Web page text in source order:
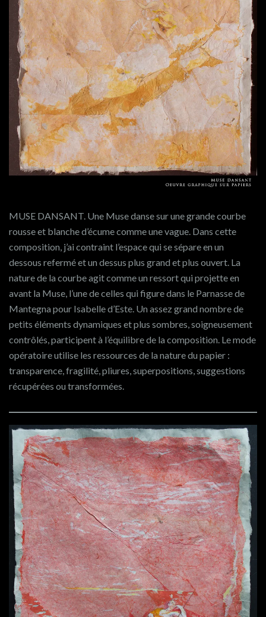
MUSE DANSANT. Une Muse danse sur une grande courbe
rousse et blanche d’écume comme une vague. Dans cette
composition, j’ai contraint l’espace qui se sépare en un
dessous refermé et un dessus plus grand et plus ouvert. La
nature de la courbe agit comme un ressort qui projette en
avant la Muse, l’une de celles qui figure dans le Parnasse de
Mantegna pour Isabelle d’Este. Un assez grand nombre de
petits éléments dynamiques et plus sombres, soigneusement
contrôlés, participent à l’équilibre de la composition. Le mode
opératoire utilise les ressources de la nature du papier :
transparence, fragilité, pliures, superpositions, suggestions
récupérées ou transformées.